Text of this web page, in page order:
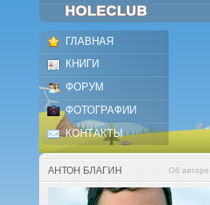
ГЛАВНАЯ
КНИГИ
ФОРУМ
ФОТОГРАФИИ
КОНТАКТЫ
АНТОН БЛАГИН Об авторе